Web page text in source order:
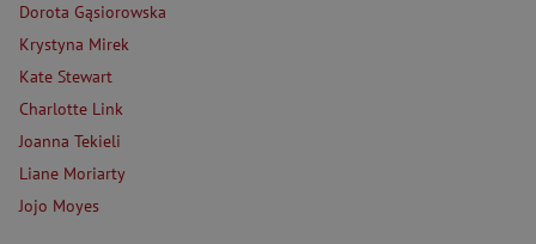
Dorota Gąsiorowska
Krystyna Mirek
Kate Stewart
Charlotte Link
Joanna Tekieli
Liane Moriarty
Jojo Moyes